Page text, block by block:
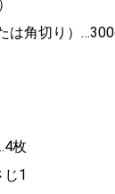
は角切り）
枚
1